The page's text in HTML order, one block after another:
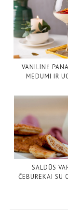
VANILINĖ
MEDUMI IR
SALDŪS
ČEBUREKAI SU